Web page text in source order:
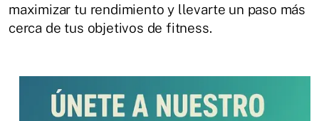
maximizar tu rendimiento y llevarte un paso más
cerca de tus objetivos de fitness.